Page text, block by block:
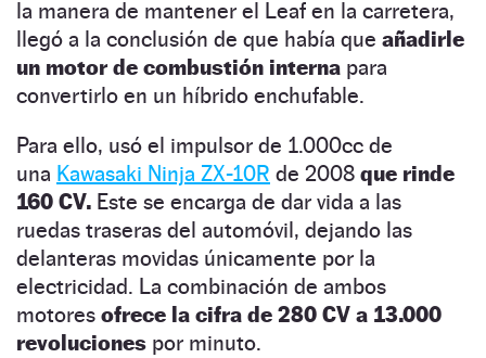
la manera de mantener el Leaf en la carretera,
llegó a la conclusión de que había que añadirle
un motor de combustión interna para
convertirlo en un híbrido enchufable.
Para ello, usó el impulsor de 1.000cc de
una Kawasaki Ninja ZX-10R de 2008 que rinde
160 CV. Este se encarga de dar vida a las
ruedas traseras del automóvil, dejando las
delanteras movidas únicamente por la
electricidad. La combinación de ambos
motores ofrece la cifra de 280 CV a 13.000
revoluciones por minuto.